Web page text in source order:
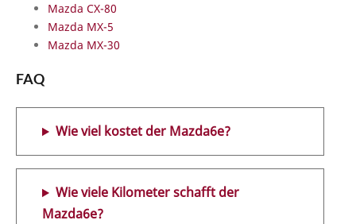
Mazda CX-80
Mazda MX-5
Mazda MX-30
FAQ
Wie viel kostet der Mazda6e?
Wie viele Kilometer schafft der
Mazda6e?